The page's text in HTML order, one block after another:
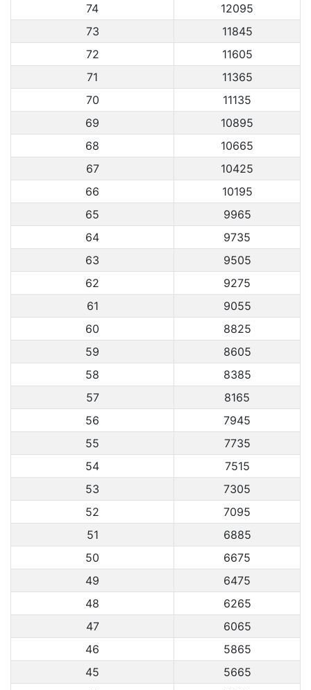
74
12095
73
11845
72
11605
71
11365
70
11135
69
10895
68
10665
67
10425
66
10195
65
9965
64
9735
63
9505
62
9275
61
9055
60
8825
59
8605
58
8385
57
8165
56
7945
55
7735
54
7515
53
7305
52
7095
51
6885
50
6675
49
6475
48
6265
47
6065
46
5865
45
5665